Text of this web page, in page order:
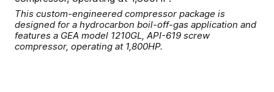
This custom-engineered compressor package is
designed for a hydrocarbon boil-off-gas application and
features a GEA model 1210GL, API-619 screw
compressor, operating at 1,800HP.